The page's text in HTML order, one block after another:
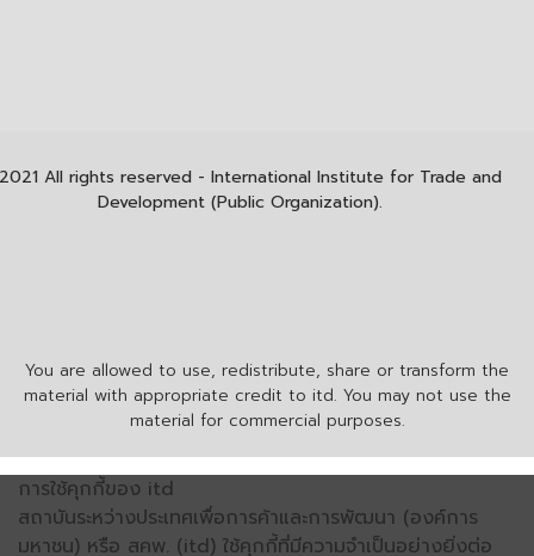
You are allowed to use, redistribute, share or transform the
material with appropriate credit to itd. You may not use the
material for commercial purposes.
All rights reserved - International Institute for Trade and
Development (Public Organization).
การใช้คุกกี้ของ itd
สถาบันระหว่างประเทศเพื่อการค้าและการพัฒนา (องค์การ
มหาชน) หรือ สคพ. (itd) ใช้คุกกี้ที่มีความจำเป็นอย่างยิ่งต่อ